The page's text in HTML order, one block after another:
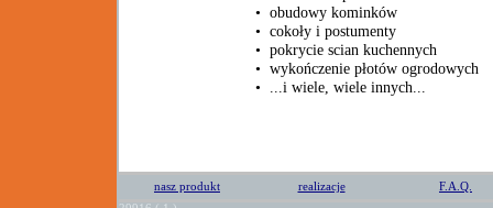
• obudowy kominków
• cokoły i postumenty
• pokrycie scian kuchennych
• wykończenie płotów ogrodowych
• ...i wiele, wiele innych...
nasz produkt realizacje
F.A.Q.